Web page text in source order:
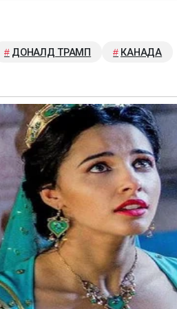
ДОНАЛД ТРАМП КАНАДА